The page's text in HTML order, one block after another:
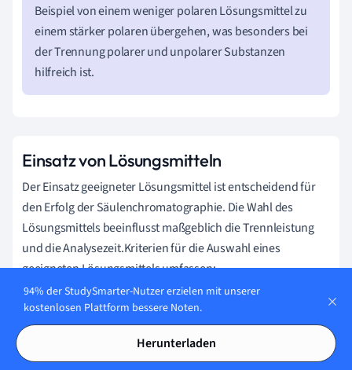
Beispiel von einem weniger polaren Lösungsmittel zu
einem stärker polaren übergehen, was besonders bei
der Trennung polarer und unpolarer Substanzen
hilfreich ist.
Einsatz von Lösungsmitteln
Der Einsatz geeigneter Lösungsmittel ist entscheidend für
den Erfolg der Säulenchromatographie. Die Wahl des
Lösungsmittels beeinflusst maßgeblich die Trennleistung
und die Analysezeit.Kriterien für die Auswahl eines
geeigneten Lösungsmittels umfassen:
Polarität:Die Polarität des Lösungsmittels sollte auf die
Polarität der zu trennenden Substanzen abgestimmt
94% der StudySmarter-Nutzer erzielen mit unserer
kostenlosen Plattform bessere Noten.
Herunterladen